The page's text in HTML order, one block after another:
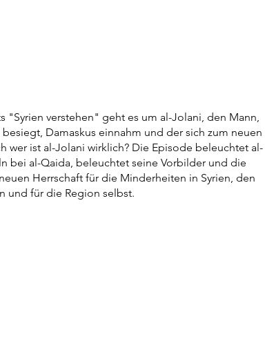
"Syrien verstehen" geht es um al-Jolani, den Mann,
Damaskus einnahm und der sich zum neuen
wer ist al-Jolani wirklich? Die Episode beleuchtet al-
bei al-Qaida, beleuchtet seine Vorbilder und die
Herrschaft für die Minderheiten in Syrien, den
und für die Region selbst.